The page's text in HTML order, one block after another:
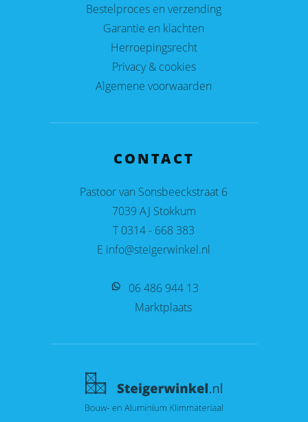
Bestelproces en verzending
Garantie en klachten
Herroepingsrecht
Privacy & cookies
Algemene voorwaarden
CONTACT
Pastoor van Sonsbeeckstraat 6
7039 AJ Stokkum
T 0314 - 668 383
E info@steigerwinkel.nl
06 486 944 13
Marktplaats